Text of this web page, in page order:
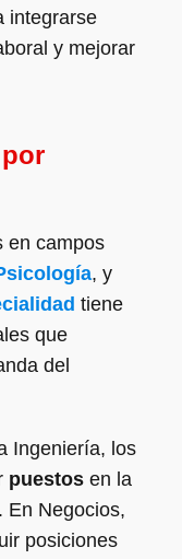
integrarse
y mejorar
en campos
, y
tiene
que
del
Ingeniería, los
puestos en la
En Negocios,
posiciones